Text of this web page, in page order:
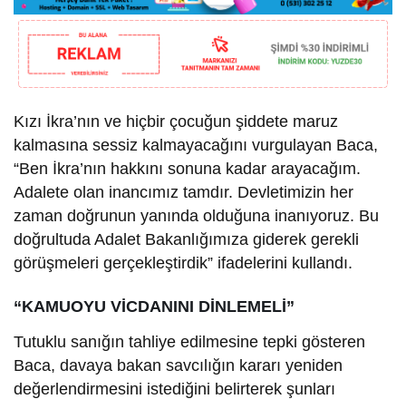
Kızı İkra’nın ve hiçbir çocuğun şiddete maruz
kalmasına sessiz kalmayacağını vurgulayan Baca,
“Ben İkra’nın hakkını sonuna kadar arayacağım.
Adalete olan inancımız tamdır. Devletimizin her
zaman doğrunun yanında olduğuna inanıyoruz. Bu
doğrultuda Adalet Bakanlığımıza giderek gerekli
görüşmeleri gerçekleştirdik” ifadelerini kullandı.
“KAMUOYU VİCDANINI DİNLEMELİ”
Tutuklu sanığın tahliye edilmesine tepki gösteren
Baca, davaya bakan savcılığın kararı yeniden
değerlendirmesini istediğini belirterek şunları